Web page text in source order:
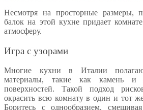
Несмотря на просторные размеры,
балок на этой кухне придает
атмосферу.
Игра с узорами
Многие кухни в Италии
материалы, такие как камень и
поверхностей. Такой подход
окрасить всю комнату в один и тот
Боритесь с однообразием,